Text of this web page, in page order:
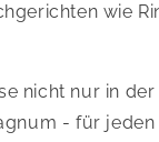
wie
nicht nur in
- für